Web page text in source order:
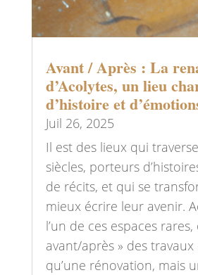
Avant / Après : La
d’Acolytes, un lieu
d’histoire et
Juil 26, 2025
Il est des lieux qui
siècles, porteurs
de récits, et qui se
mieux écrire leur avenir.
l’un de ces espaces rares,
avant/après » des travaux
qu’une rénovation, mais